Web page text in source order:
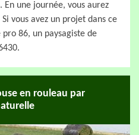
En une journée, vous aurez
vous avez un projet dans ce
86, un paysagiste de
en rouleau par